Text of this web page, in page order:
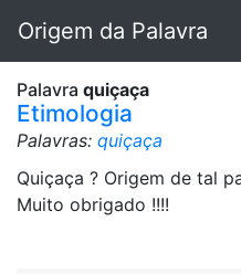
Origem da Palavra
Palavra quiçaça
Etimologia
Palavras: quiçaça
Quiçaça ? Origem de tal
Muito obrigado !!!!